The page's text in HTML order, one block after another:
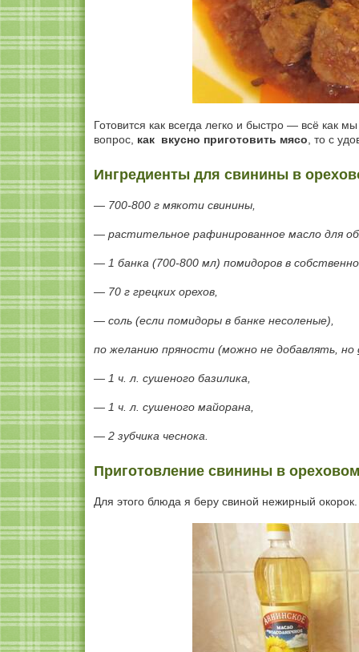
Готовится как всегда легко и быстро — всё как
вопрос, как вкусно приготовить мясо , то с
Ингредиенты для свинины в
— 700-800 г мякоти свинины,
— растительное рафинированное масло для
— 1 банка (700-800 мл) помидоров в
— 70 г грецких орехов,
— соль (если помидоры в банке несоленые),
по желанию пряности (можно не добавлять, но
— 1 ч. л. сушеного базилика,
— 1 ч. л. сушеного майорана,
— 2 зубчика чеснока.
Приготовление свинины в
Для этого блюда я беру свиной нежирный окорок.